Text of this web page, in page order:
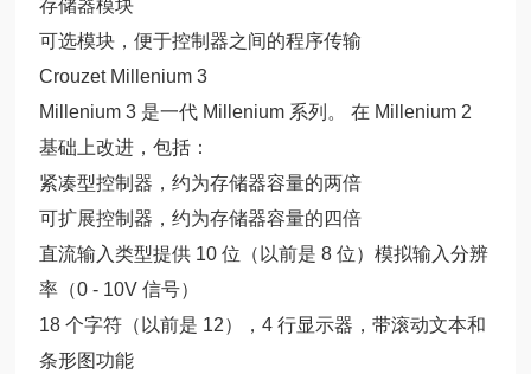
存储器模块
可选模块，便于控制器之间的程序传输
Crouzet Millenium 3
Millenium 3 是一代 Millenium 系列。 在 Millenium 2
基础上改进，包括：
紧凑型控制器，约为存储器容量的两倍
可扩展控制器，约为存储器容量的四倍
直流输入类型提供 10 位（以前是 8 位）模拟输入分辨
率（0 - 10V 信号）
18 个字符（以前是 12），4 行显示器，带滚动文本和
条形图功能